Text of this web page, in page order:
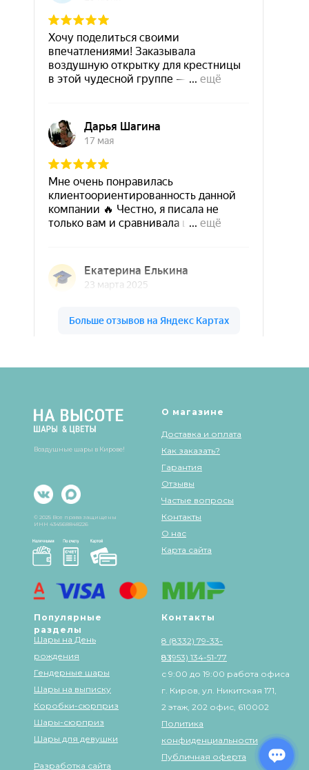
О магазине
Доставка и оплата
Популярные
разделы
Шары на День
рождения
Контакты
© 2025 Все права защищены
Как заказать?
Гарантия
Отзывы
Частые вопросы
Контакты
О нас
Гендерные шары
Шары на выписку
Коробки-сюрприз
Шары-сюрприз
Шары для девушки
8 (8332) 79-33-
83
8 (953) 134-51-77
с 9:00 до 19:00 работа офиса
г. Киров, ул. Никитская 171,
2 этаж, 202 офис, 610002
ИНН 434568848226
Политика
конфиденциальности
Публичная оферта
Карта сайта
Воздушные шары в Кирове!
Разработка сайта